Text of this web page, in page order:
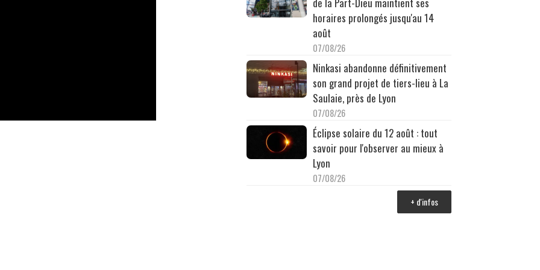
horaires prolongés jusqu'au 14
août
07/08/26
Ninkasi abandonne définitivement
son grand projet de tiers-lieu à La
Saulaie, près de Lyon
07/08/26
Éclipse solaire du 12 août : tout
savoir pour l'observer au mieux à
Lyon
07/08/26
+ d'infos